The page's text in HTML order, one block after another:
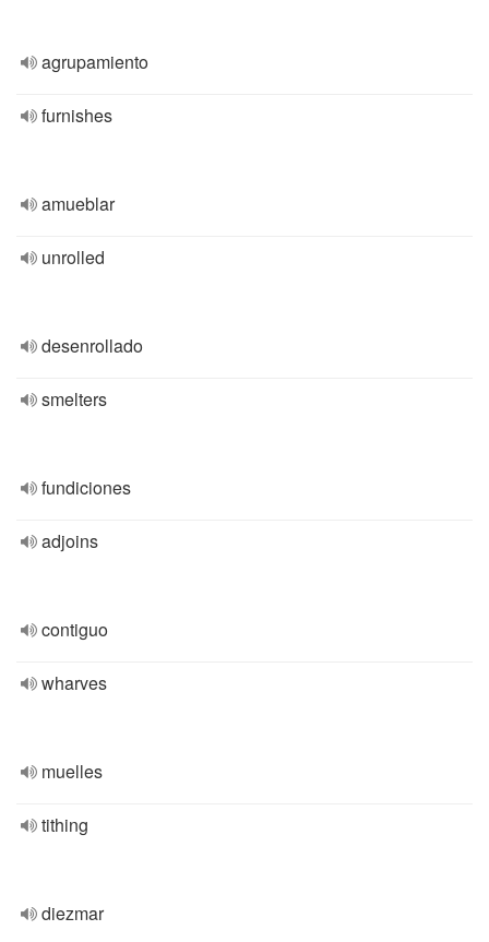
agrupamiento
furnishes
amueblar
unrolled
desenrollado
smelters
fundiciones
adjoins
contiguo
wharves
muelles
tithing
diezmar